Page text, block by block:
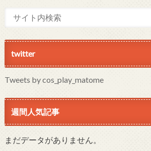
twitter
Tweets by cos_play_matome
週間人気記事
まだデータがありません。